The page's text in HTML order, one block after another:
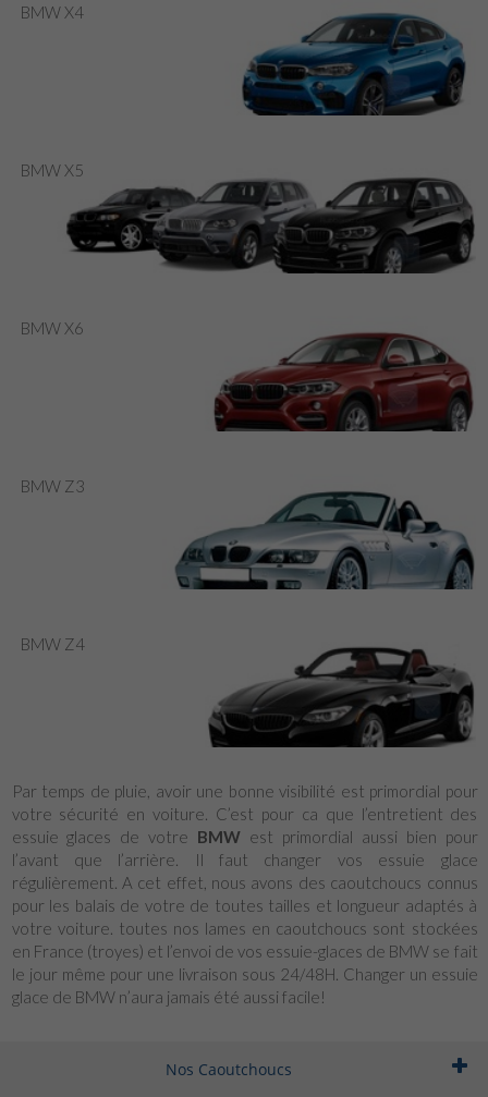
BMW X4
BMW X5
BMW X6
BMW Z3
BMW Z4
Par temps de pluie, avoir une bonne visibilité est primordial pour
votre sécurité en voiture. C’est pour ca que l’entretient des
essuie glaces de votre BMW est primordial aussi bien pour
l’avant que l’arrière. Il faut changer vos essuie glace
régulièrement. A cet effet, nous avons des caoutchoucs connus
pour les balais de votre de toutes tailles et longueur adaptés à
votre voiture. toutes nos lames en caoutchoucs sont stockées
en France (troyes) et l’envoi de vos essuie-glaces de BMW se fait
le jour même pour une livraison sous 24/48H. Changer un essuie
glace de BMW n’aura jamais été aussi facile!
Nos Caoutchoucs